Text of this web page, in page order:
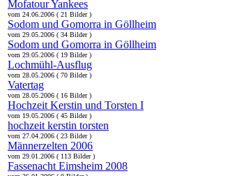
Mofatour Yankees
vom 24.06.2006 ( 21 Bilder )
Sodom und Gomorra in Göllheim
vom 29.05.2006 ( 34 Bilder )
Sodom und Gomorra in Göllheim
vom 29.05.2006 ( 19 Bilder )
Lochmühl-Ausflug
vom 28.05.2006 ( 70 Bilder )
Vatertag
vom 28.05.2006 ( 16 Bilder )
Hochzeit Kerstin und Torsten I
vom 19.05.2006 ( 45 Bilder )
hochzeit kerstin torsten
vom 27.04.2006 ( 23 Bilder )
Männerzelten 2006
vom 29.01.2006 ( 113 Bilder )
Fassenacht Eimsheim 2008